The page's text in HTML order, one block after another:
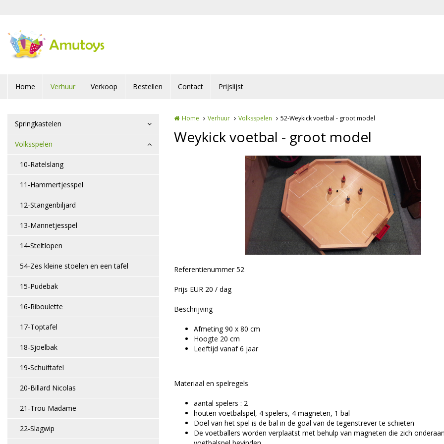
Home Verhuur Verkoop Bestellen Contact Prijslijst
Springkastelen
Volksspelen
10-Ratelslang
11-Hammertjesspel
12-Stangenbiljard
13-Mannetjesspel
14-Steltlopen
54-Zes kleine stoelen en een tafel
15-Pudebak
16-Riboulette
17-Toptafel
18-Sjoelbak
19-Schuiftafel
20-Billard Nicolas
21-Trou Madame
22-Slagwip
Home Verhuur Volksspelen 52-Weykick voetbal - groot model
Weykick voetbal - groot model
Referentienummer 52
Prijs EUR 20 / dag
Beschrijving
Afmeting 90 x 80 cm
Hoogte 20 cm
Leeftijd vanaf 6 jaar
Materiaal en spelregels
aantal spelers : 2
houten voetbalspel, 4 spelers, 4 magneten, 1 bal
Doel van het spel is de bal in de goal van de tegenstrever te schieten
De voetballers worden verplaatst met behulp van magneten die zich